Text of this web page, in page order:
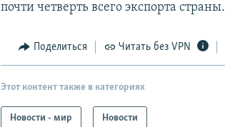
почти четверть всего экспорта страны.
Поделиться Читать без VPN
Этот контент также в категориях
Новости - мир Новости